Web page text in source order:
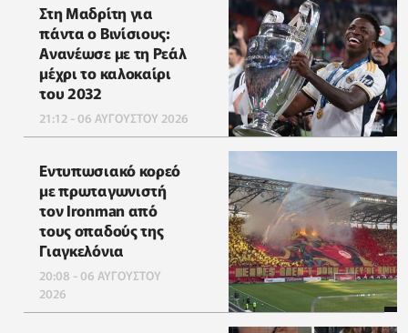
Στη Μαδρίτη για
πάντα ο Βινίσιους:
Ανανέωσε με τη Ρεάλ
μέχρι το καλοκαίρι
του 2032
21:12 - 06 ΑΥΓΟΥΣΤΟΥ 2026
Εντυπωσιακό κορεό
με πρωταγωνιστή
τον Ironman από
τους οπαδούς της
Γιαγκελόνια
20:08 - 06 ΑΥΓΟΥΣΤΟΥ
2026